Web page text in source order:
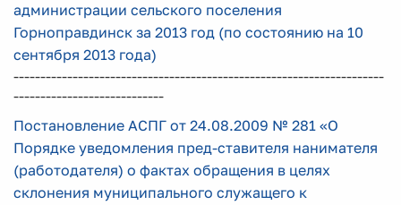
администрации сельского поселения
Горноправдинск за 2013 год (по состоянию на 10
сентября 2013 года)
---------------------------------------------------------------------
----------------------------
Постановление АСПГ от 24.08.2009 № 281 «О
Порядке уведомления пред-ставителя нанимателя
(работодателя) о фактах обращения в целях
склонения муниципального служащего к